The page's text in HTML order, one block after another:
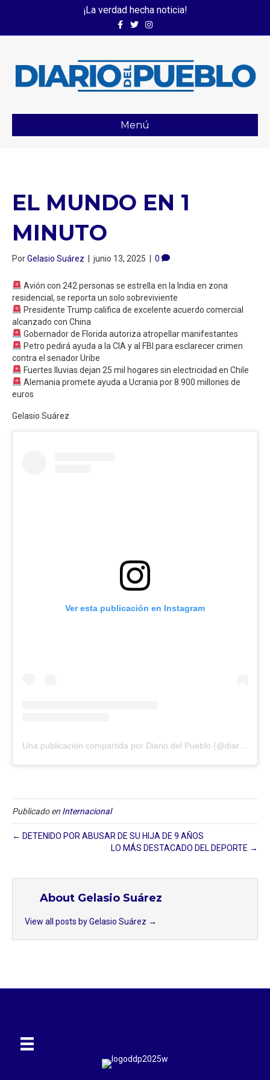
¡La verdad hecha noticia!
FacebookTwitterInstagram
Menú
EL MUNDO EN 1
MINUTO
PorGelasio Suárez | junio 13, 2025 | 0
Avión con 242 personas se estrella en la India en zona
residencial, se reporta un solo sobreviviente
Presidente Trump califica de excelente acuerdo comercial
alcanzado con China
Gobernador de Florida autoriza atropellar manifestantes
Petro pedirá ayuda a la CIA y al FBI para esclarecer crimen
contra el senador Uribe
Fuertes lluvias dejan 25 mil hogares sin electricidad en Chile
Alemania promete ayuda a Ucrania por 8.900 millones de
euros
Gelasio Suárez
Ver esta publicación en Instagram
Publicado en Internacional
← DETENIDO POR ABUSAR DE SU HIJA DE 9 AÑOS
LO MÁS DESTACADO DEL DEPORTE →
About Gelasio Suárez
View all posts by Gelasio Suárez →